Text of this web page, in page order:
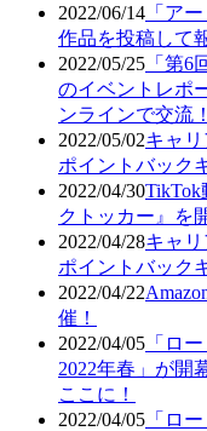
2022/06/14 「ア
作品を投稿して
2022/05/25 「第6
のイベントレポ
ンラインで交流！
2022/05/02キャ
ポイントバック
2022/04/30TikTok
クトッカー』を
2022/04/28キャ
ポイントバック
2022/04/22
催！
2022/04/05 「ロ
2022年春」が開
ここに！
2022/04/05 「ロ